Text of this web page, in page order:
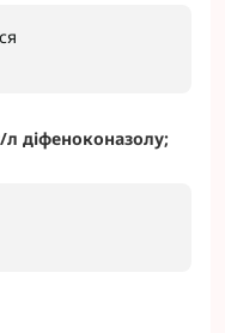
діфеноконазолу;